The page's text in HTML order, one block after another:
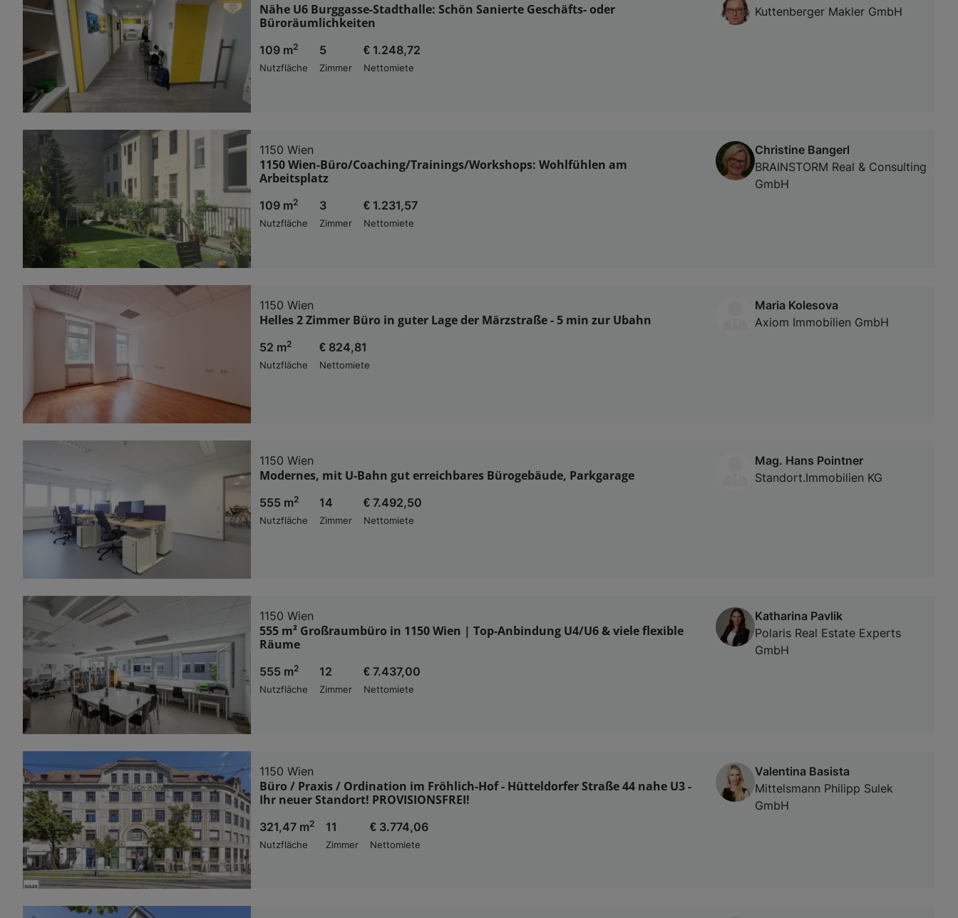
Nähe U6 Burggasse-Stadthalle: Schön Sanierte Geschäfts- oder
Büroräumlichkeiten
109 m2
Nutzfläche
5
Zimmer
€ 1.248,72
Nettomiete
Kuttenberger Makler GmbH
1150 Wien
1150 Wien-Büro/Coaching/Trainings/Workshops: Wohlfühlen am
Arbeitsplatz
109 m2
Nutzfläche
3
Zimmer
€ 1.231,57
Nettomiete
Christine Bangerl
BRAINSTORM Real & Consulting
GmbH
1150 Wien
Helles 2 Zimmer Büro in guter Lage der Märzstraße - 5 min zur Ubahn
52 m2
Nutzfläche
€ 824,81
Nettomiete
Maria Kolesova
Axiom Immobilien GmbH
1150 Wien
Modernes, mit U-Bahn gut erreichbares Bürogebäude, Parkgarage
555 m2
Nutzfläche
14
Zimmer
€ 7.492,50
Nettomiete
Mag. Hans Pointner
Standort.Immobilien KG
1150 Wien
555 m² Großraumbüro in 1150 Wien | Top-Anbindung U4/U6 & viele flexible
Räume
555 m2
Nutzfläche
12
Zimmer
€ 7.437,00
Nettomiete
Katharina Pavlik
Polaris Real Estate Experts
GmbH
1150 Wien
Büro / Praxis / Ordination im Fröhlich-Hof - Hütteldorfer Straße 44 nahe U3 -
Ihr neuer Standort! PROVISIONSFREI!
321,47 m2
Nutzfläche
11
Zimmer
€ 3.774,06
Nettomiete
Valentina Basista
Mittelsmann Philipp Sulek
GmbH